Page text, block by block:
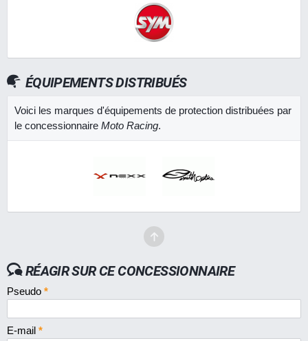
ÉQUIPEMENTS DISTRIBUÉS
Voici les marques d'équipements de protection distribuées par
le concessionnaire Moto Racing.
RÉAGIR SUR CE CONCESSIONNAIRE
Pseudo *
E-mail *